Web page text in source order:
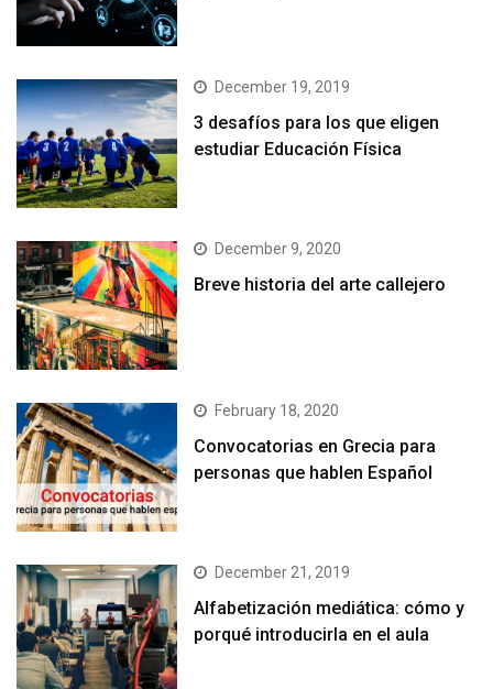
December 19, 2019
3 desafíos para los que eligen
estudiar Educación Física
December 9, 2020
Breve historia del arte callejero
February 18, 2020
Convocatorias en Grecia para
personas que hablen Español
December 21, 2019
Alfabetización mediática: cómo y
porqué introducirla en el aula